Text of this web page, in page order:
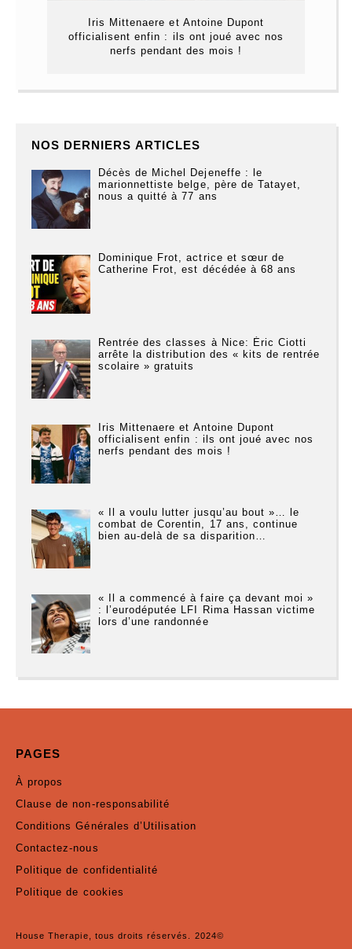
Iris Mittenaere et Antoine Dupont
officialisent enfin : ils ont joué avec nos
nerfs pendant des mois !
NOS DERNIERS ARTICLES
Décès de Michel Dejeneffe : le
marionnettiste belge, père de Tatayet,
nous a quitté à 77 ans
Dominique Frot, actrice et sœur de
Catherine Frot, est décédée à 68 ans
Rentrée des classes à Nice: Éric Ciotti
arrête la distribution des « kits de rentrée
scolaire » gratuits
Iris Mittenaere et Antoine Dupont
officialisent enfin : ils ont joué avec nos
nerfs pendant des mois !
« Il a voulu lutter jusqu’au bout »… le
combat de Corentin, 17 ans, continue
bien au-delà de sa disparition…
« Il a commencé à faire ça devant moi »
: l’eurodéputée LFI Rima Hassan victime
lors d’une randonnée
PAGES
À propos
Clause de non-responsabilité
Conditions Générales d’Utilisation
Contactez-nous
Politique de confidentialité
Politique de cookies
House Therapie, tous droits réservés. 2024©